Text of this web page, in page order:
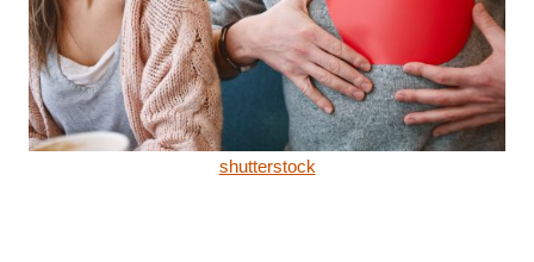
shutterstock